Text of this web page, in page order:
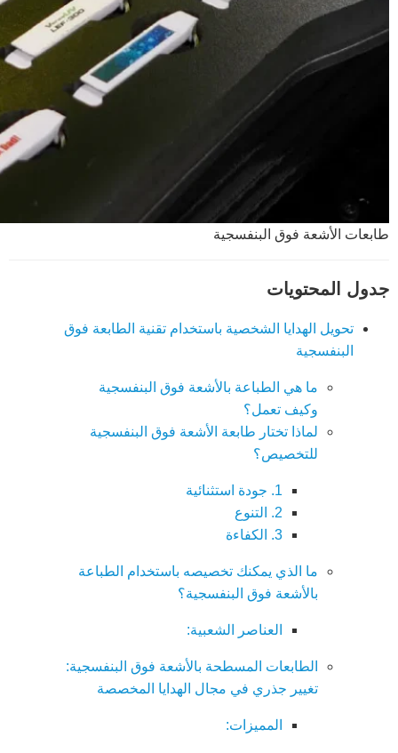
طابعات الأشعة فوق البنفسجية
جدول المحتويات
تحويل الهدايا الشخصية باستخدام تقنية الطابعة فوق
البنفسجية
ما هي الطباعة بالأشعة فوق البنفسجية
وكيف تعمل؟
لماذا تختار طابعة الأشعة فوق البنفسجية
للتخصيص؟
1. جودة استثنائية
2. التنوع
3. الكفاءة
ما الذي يمكنك تخصيصه باستخدام الطباعة
بالأشعة فوق البنفسجية؟
العناصر الشعبية:
الطابعات المسطحة بالأشعة فوق البنفسجية:
تغيير جذري في مجال الهدايا المخصصة
المميزات: